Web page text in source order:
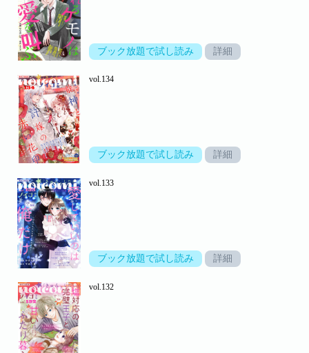
ブック放題で試し読み 詳細
vol.134
ブック放題で試し読み 詳細
vol.133
ブック放題で試し読み 詳細
vol.132